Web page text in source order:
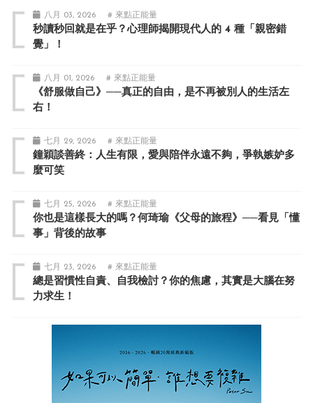
八月 03, 2026 # 來點正能量
秒讀秒回就是在乎？心理師揭開現代人的 4 種「親密錯
覺」！
八月 01, 2026 # 來點正能量
《舒服做自己》──真正的自由，是不再被別人的生活左
右！
七月 29, 2026 # 來點正能量
鐘穎談善終：人生有限，愛與陪伴永遠不夠，爭執嫉妒多
麼可笑
七月 25, 2026 # 來點正能量
你也是這樣長大的嗎？何琦瑜《父母的旅程》──看見「懂
事」背後的故事
七月 23, 2026 # 來點正能量
總是習慣性自責、自我檢討？你的焦慮，其實是大腦在努
力求生！